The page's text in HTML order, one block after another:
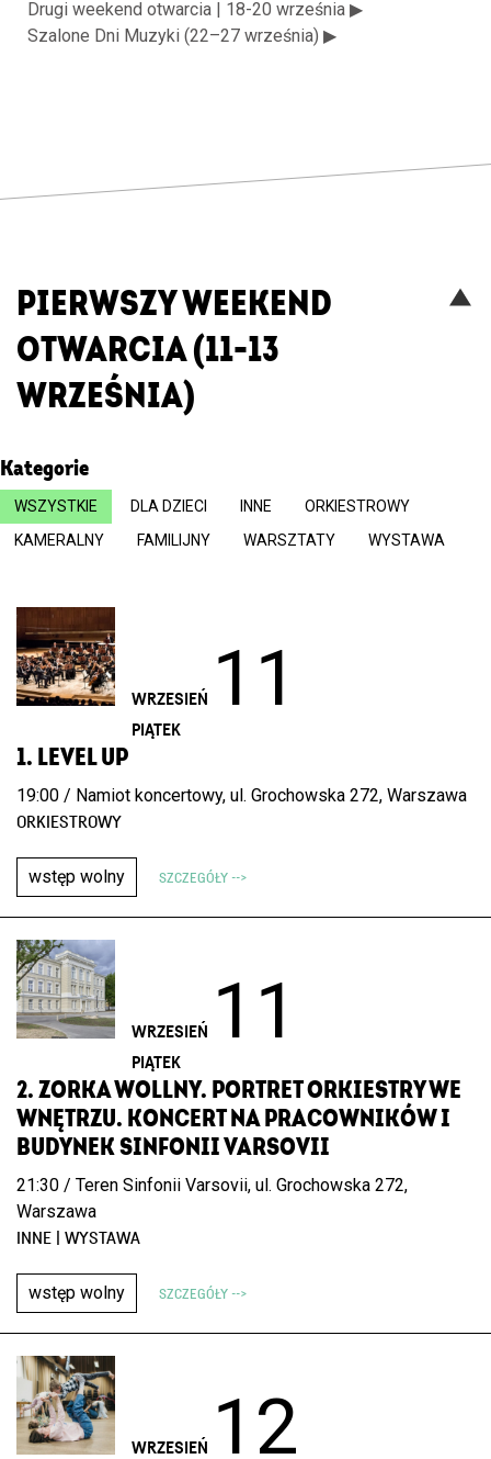
Drugi weekend otwarcia | 18-20 września ▶
Szalone Dni Muzyki (22–27 września) ▶
PIERWSZY WEEKEND
OTWARCIA (11-13
WRZEŚNIA)
Kategorie
WSZYSTKIE DLA DZIECI INNE
ORKIESTROWY
KAMERALNY
FAMILIJNY WARSZTATY WYSTAWA
WRZESIEŃ 11
PIĄTEK
1. LEVEL UP
19:00 / Namiot koncertowy, ul. Grochowska 272, Warszawa
ORKIESTROWY
SZCZEGÓŁY -->
wstęp wolny
WRZESIEŃ 11
PIĄTEK
2. ZORKA WOLLNY. PORTRET ORKIESTRY WE
WNĘTRZU. KONCERT NA PRACOWNIKÓW I
BUDYNEK SINFONII VARSOVII
21:30 / Teren Sinfonii Varsovii, ul. Grochowska 272,
Warszawa
INNE | WYSTAWA
SZCZEGÓŁY -->
wstęp wolny
WRZESIEŃ 12